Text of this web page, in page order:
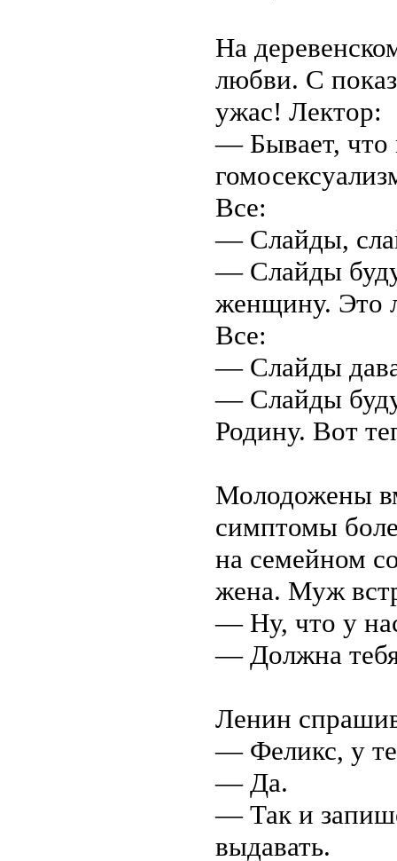
На
любви. С
ужас! Лектор:
— Бывает,
Все:
— Слайды,
— Слайды
женщину. Это
Все:
— Слайды
— Слайды
Родину. Вот
Молодожены
симптомы
на семейном
жена. Муж
— Ну, что у
— Должна
Ленин
— Феликс, у
— Да.
— Так и
выдавать.